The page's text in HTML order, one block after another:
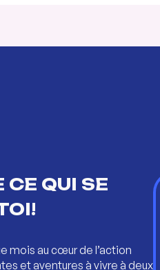
CE QUI SE
mois au cœur de l’action
et aventures à vivre à deux